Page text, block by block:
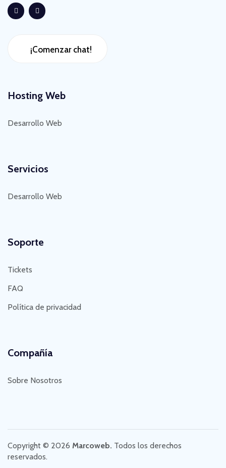
¡Comenzar chat!
Hosting Web
Desarrollo Web
Servicios
Desarrollo Web
Soporte
Tickets
FAQ
Política de privacidad
Compañía
Sobre Nosotros
Copyright © 2026 Marcoweb. Todos los derechos
reservados.